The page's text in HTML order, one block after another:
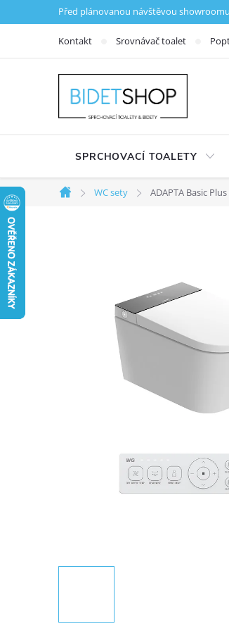
Přejít na obsahPřed plánovanou návštěvou
Kontakt Srovnávač toalet
SPRCHOVACÍ TOALETY
Domů
WC sety ADAPTA Basic